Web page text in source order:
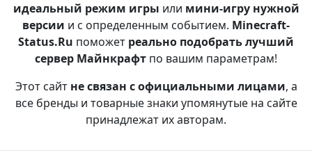
идеальный режим игры или мини-игру нужной
версии и с определенным событием. Minecraft-
Status.Ru поможет реально подобрать лучший
сервер Майнкрафт по вашим параметрам!
Этот сайт не связан с официальными лицами, а
все бренды и товарные знаки упомянутые на сайте
принадлежат их авторам.